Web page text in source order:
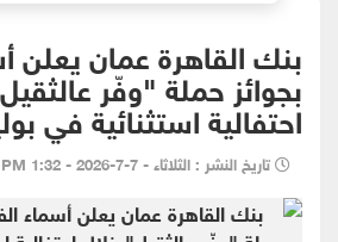
بنك القاهرة عمان يعلن
بجوائز حملة "وفّر
احتفالية استثنائية في
تاريخ النشر : الثلاثاء - 7-7-2026 - 1:32 PM